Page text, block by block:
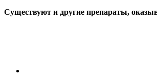
Существуют и другие препараты,